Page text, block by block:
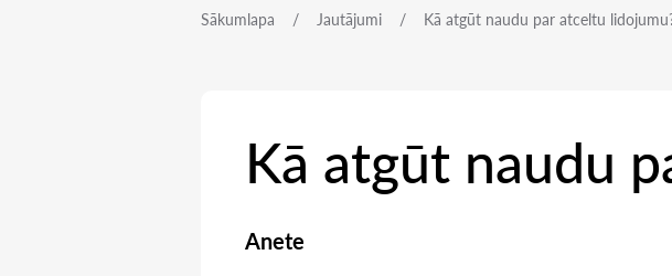
Sākumlapa Jautājumi Kā atgūt naudu par atceltu
Kā atgūt naudu
Anete